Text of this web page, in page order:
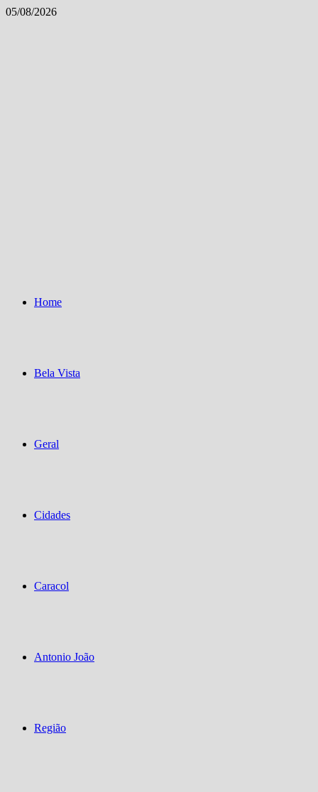
Skip
05/08/2026
Home
Bela Vista
Geral
Cidades
Caracol
Antonio João
Região